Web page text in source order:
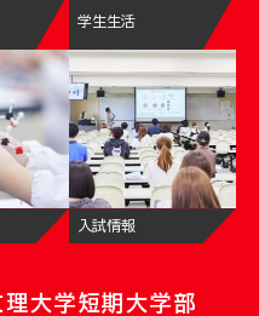
学生生活
入試情報
大学短期大学部